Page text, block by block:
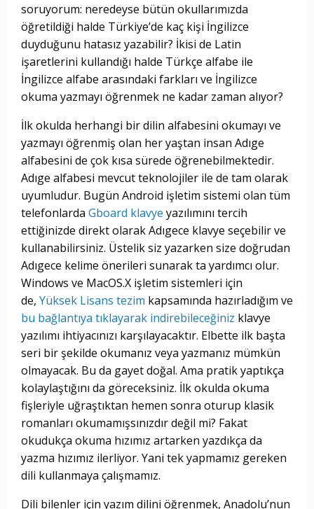
soruyorum: neredeyse bütün okullarımızda
öğretildiği halde Türkiye’de kaç kişi İngilizce
duyduğunu hatasız yazabilir? İkisi de Latin
işaretlerini kullandığı halde Türkçe alfabe ile
İngilizce alfabe arasındaki farkları ve İngilizce
okuma yazmayı öğrenmek ne kadar zaman alıyor?
İlk okulda herhangi bir dilin alfabesini okumayı ve
yazmayı öğrenmiş olan her yaştan insan Adıge
alfabesini de çok kısa sürede öğrenebilmektedir.
Adıge alfabesi mevcut teknolojiler ile de tam olarak
uyumludur. Bugün Android işletim sistemi olan tüm
telefonlarda Gboard klavye yazılımını tercih
ettiğinizde direkt olarak Adıgece klavye seçebilir ve
kullanabilirsiniz. Üstelik siz yazarken size doğrudan
Adıgece kelime önerileri sunarak ta yardımcı olur.
Windows ve MacOS.X işletim sistemleri için
de, Yüksek Lisans tezim kapsamında hazırladığım ve
bu bağlantıya tıklayarak indirebileceğiniz klavye
yazılımı ihtiyacınızı karşılayacaktır. Elbette ilk başta
seri bir şekilde okumanız veya yazmanız mümkün
olmayacak. Bu da gayet doğal. Ama pratik yaptıkça
kolaylaştığını da göreceksiniz. İlk okulda okuma
fişleriyle uğraştıktan hemen sonra oturup klasik
romanları okumamışsınızdır değil mi? Fakat
okudukça okuma hızımız artarken yazdıkça da
yazma hızımız ilerliyor. Yani tek yapmamız gereken
dili kullanmaya çalışmamız.
Dili bilenler için yazım dilini öğrenmek, Anadolu’nun